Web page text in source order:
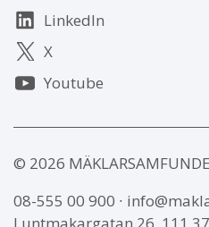
LinkedIn
X
Youtube
© 2026
08-555 00 900 ∙